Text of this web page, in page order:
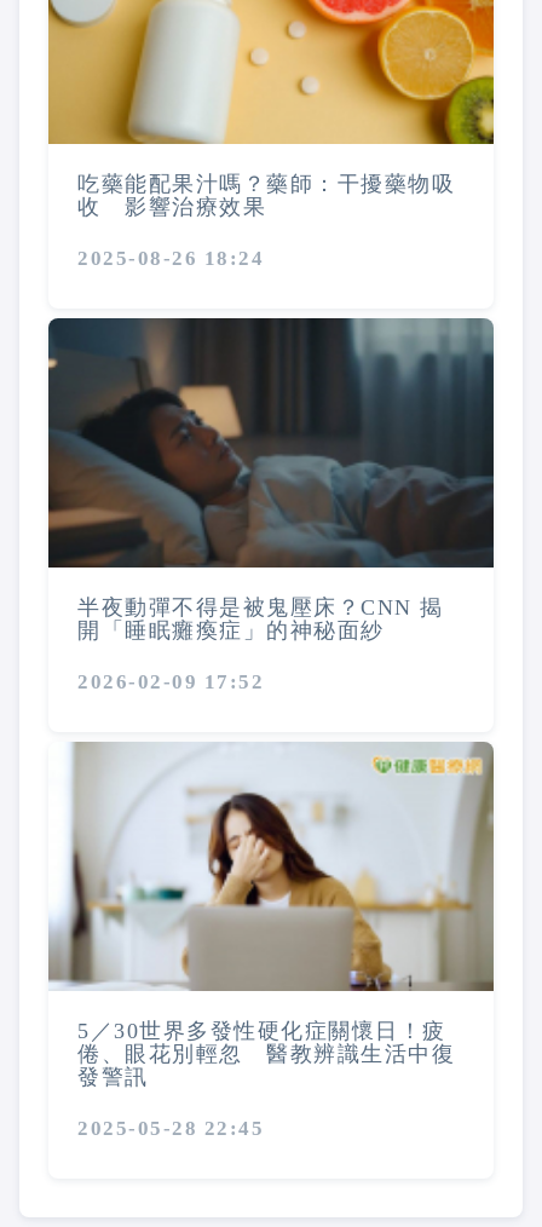
吃藥能配果汁嗎？藥師：干擾藥物吸
收 影響治療效果
2025-08-26 18:24
半夜動彈不得是被鬼壓床？CNN 揭
開「睡眠癱瘓症」的神秘面紗
2026-02-09 17:52
5／30世界多發性硬化症關懷日！疲
倦、眼花別輕忽 醫教辨識生活中復
發警訊
2025-05-28 22:45